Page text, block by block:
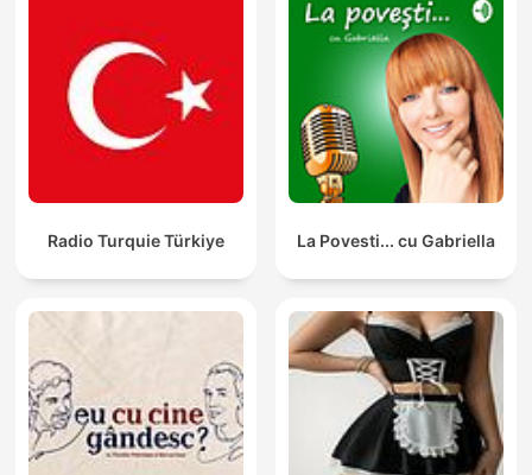
Radio Turquie Türkiye La Povesti... cu Gabriella